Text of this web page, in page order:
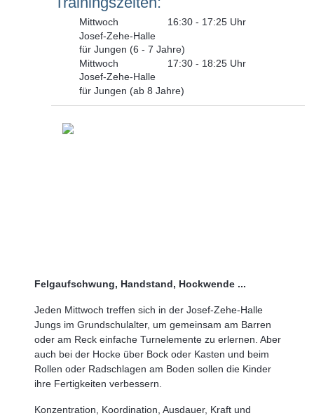
Mittwoch
16:30 - 17:25 Uhr
Josef-Zehe-Halle
für Jungen (6 - 7 Jahre)
Mittwoch
17:30 - 18:25 Uhr
Josef-Zehe-Halle
für Jungen (ab 8 Jahre)
Felgaufschwung, Handstand, Hockwende ...
Jeden Mittwoch treffen sich in der Josef-Zehe-Halle
Jungs im Grundschulalter, um gemeinsam am Barren
oder am Reck einfache Turnelemente zu erlernen. Aber
auch bei der Hocke über Bock oder Kasten und beim
Rollen oder Radschlagen am Boden sollen die Kinder
ihre Fertigkeiten verbessern.
Konzentration, Koordination, Ausdauer, Kraft und